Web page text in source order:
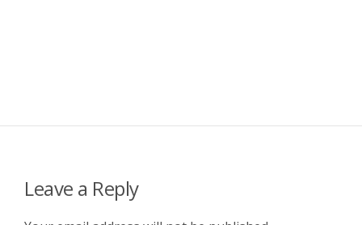
Leave a Reply